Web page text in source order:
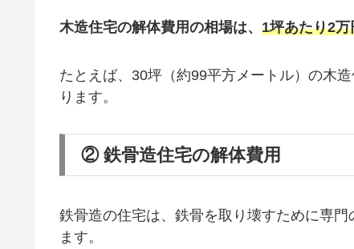
木造住宅の解体費用の相場は、 1坪あたり2
たとえば、30坪（約99平方メートル）の木
ります。
② 鉄骨造住宅の解体費用
鉄骨造の住宅は、鉄骨を取り壊すために専
ます。